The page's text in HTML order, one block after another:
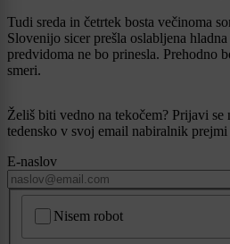
Tudi sreda in četrtek bosta večinoma
Slovenijo sicer prešla oslabljena
predvidoma ne bo prinesla. Prehodno
smeri.
Želiš biti vedno na tekočem? Prijavi se
tedensko v svoj email nabiralnik
E-naslov
Nisem robot